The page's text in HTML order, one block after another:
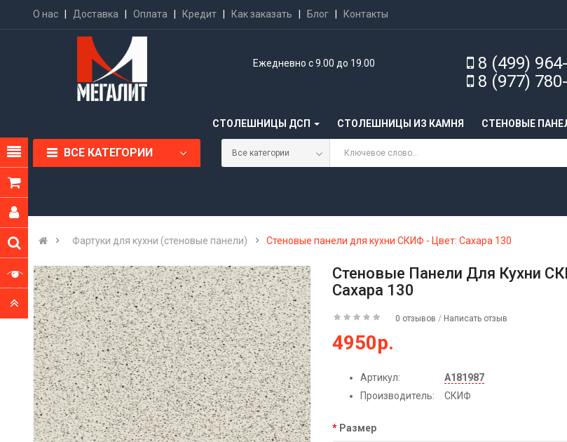
О нас Доставка |Оплата Кредит Как заказать Блог Контакты
Ежедневно с 9.00 до 19.00
8 (499)
8 (977)
СТОЛЕШНИЦЫ ДСП СТОЛЕШНИЦЫ ИЗ КАМНЯ CТЕНОВЫЕ
ВСЕ КАТЕГОРИИ
Фартуки для кухни (стеновые панели) Стеновые панели для кухни СКИФ - Цвет: Сахара 130
Стеновые Панели Для Кухни
Сахара 130
0 отзывов / Написать отзыв
4950р.
Артикул:
А181987
Производитель:
СКИФ
Размер